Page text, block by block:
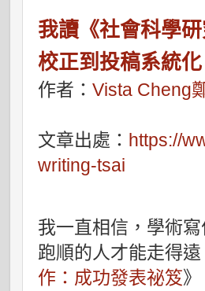
我讀《社會科學
校正到投稿系統化
作者：Vista Cheng
文章出處： https://
writing-tsai
我一直相信，學術
跑順的人才能走得
作：成功發表祕笈